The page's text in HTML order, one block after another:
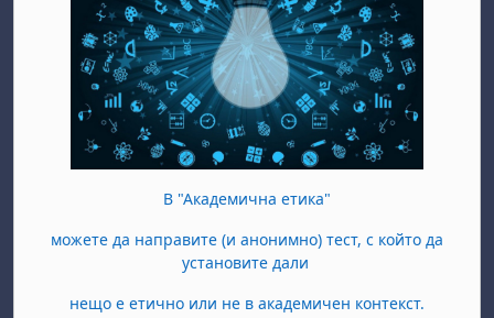
В "Академична етика"
можете да направите (и анонимно) тест, с който да
установите дали
нещо е етично или не в академичен контекст.